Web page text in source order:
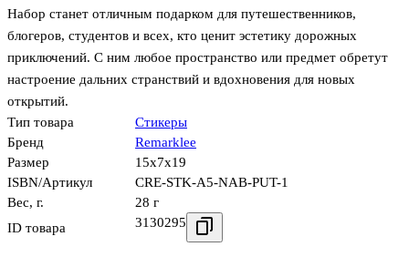
Набор станет отличным подарком для путешественников,
блогеров, студентов и всех, кто ценит эстетику дорожных
приключений. С ним любое пространство или предмет обретут
настроение дальних странствий и вдохновения для новых
открытий.
Тип товара
Стикеры
Бренд
Remarklee
Размер
15x7x19
ISBN/Артикул
CRE-STK-A5-NAB-PUT-1
Вес, г.
28 г
ID товара
3130295